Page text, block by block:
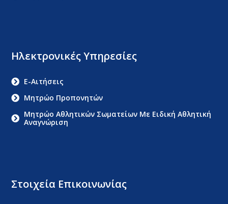
Στοιχεία Επικοινωνίας
Ηλεκτρονικές Υπηρεσίες
E-Αιτήσεις
Μητρώο Προπονητών
Μητρώο Αθλητικών Σωματείων Με Ειδική Αθλητική
Αναγνώριση